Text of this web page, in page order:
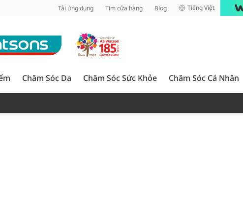
Tải ứng dụng Tìm cửa hàng Blog Tiếng Việt
Chăm Sóc Da Chăm Sóc Sức Khỏe Chăm Sóc Cá Nhân